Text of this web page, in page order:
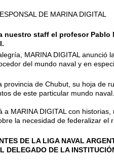
DE MARINA DIGITAL
nuestro staff el profesor
MARINA DIGITAL anunció
del mundo naval y en
provincia de Chubut, su hoja de
de este particular mundo naval.
a MARINA DIGITAL con
la necesidad de federalizar el
DE LA LIGA NAVAL
DELEGADO DE LA